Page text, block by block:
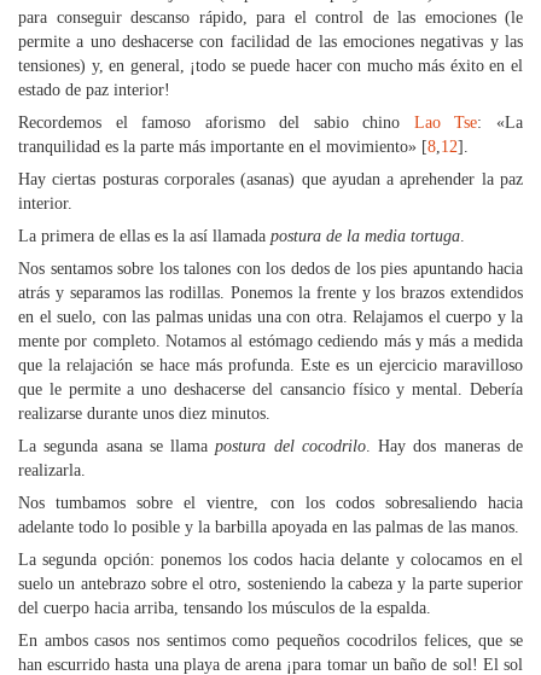
para conseguir descanso rápido, para el control de las emociones (le
permite a uno deshacerse con facilidad de las emociones negativas y las
tensiones) y, en general, ¡todo se puede hacer con mucho más éxito en el
estado de paz interior!
Recordemos el famoso aforismo del sabio chino Lao Tse: «La
tranquilidad es la parte más importante en el movimiento» [8,12].
Hay ciertas posturas corporales (asanas) que ayudan a aprehender la paz
interior.
La primera de ellas es la así llamada postura de la media tortuga.
Nos sentamos sobre los talones con los dedos de los pies apuntando hacia
atrás y separamos las rodillas. Ponemos la frente y los brazos extendidos
en el suelo, con las palmas unidas una con otra. Relajamos el cuerpo y la
mente por completo. Notamos al estómago cediendo más y más a medida
que la relajación se hace más profunda. Este es un ejercicio maravilloso
que le permite a uno deshacerse del cansancio físico y mental. Debería
realizarse durante unos diez minutos.
La segunda asana se llamapostura del cocodrilo. Hay dos maneras de
realizarla.
Nos tumbamos sobre el vientre, con los codos sobresaliendo hacia
adelante todo lo posible y la barbilla apoyada en las palmas de las manos.
La segunda opción: ponemos los codos hacia delante y colocamos en el
suelo un antebrazo sobre el otro, sosteniendo la cabeza y la parte superior
del cuerpo hacia arriba, tensando los músculos de la espalda.
En ambos casos nos sentimos como pequeños cocodrilos felices, que se
han escurrido hasta una playa de arena ¡para tomar un baño de sol! El sol